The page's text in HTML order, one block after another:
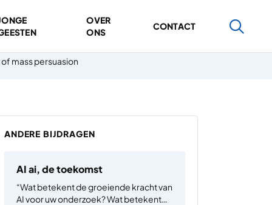
OVER
ONS
CONTACT
mass persuasion
ANDERE BIJDRAGEN
AI ai, de toekomst
“Wat betekent de groeiende kracht van
AI voor uw onderzoek? Wat betekent